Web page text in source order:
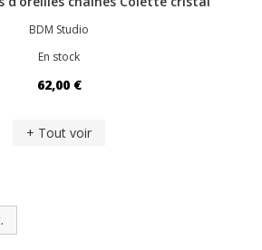
BDM Studio
En stock
62,00 €
+ Tout voir